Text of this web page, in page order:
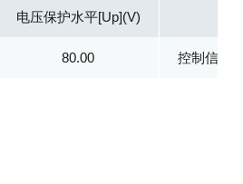
电压保护水平[Up](V)
80.00 控制信号